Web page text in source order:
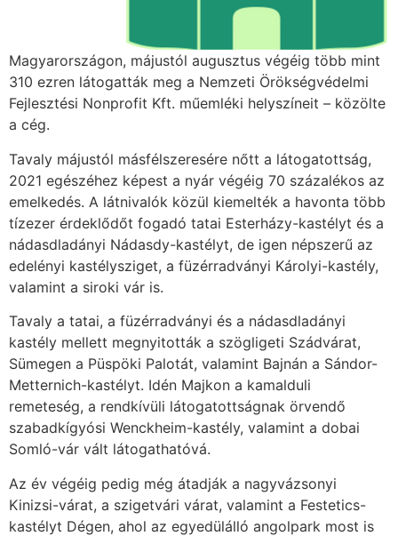
Magyarországon, májustól augusztus végéig több mint
310 ezren látogatták meg a Nemzeti Örökségvédelmi
Fejlesztési Nonprofit Kft. műemléki helyszíneit – közölte
a cég.
Tavaly májustól másfélszeresére nőtt a látogatottság,
2021 egészéhez képest a nyár végéig 70 százalékos az
emelkedés. A látnivalók közül kiemelték a havonta több
tízezer érdeklődőt fogadó tatai Esterházy-kastélyt és a
nádasdladányi Nádasdy-kastélyt, de igen népszerű az
edelényi kastélysziget, a füzérradványi Károlyi-kastély,
valamint a siroki vár is.
Tavaly a tatai, a füzérradványi és a nádasdladányi
kastély mellett megnyitották a szögligeti Szádvárat,
Sümegen a Püspöki Palotát, valamint Bajnán a Sándor-
Metternich-kastélyt. Idén Majkon a kamalduli
remeteség, a rendkívüli látogatottságnak örvendő
szabadkígyósi Wenckheim-kastély, valamint a dobai
Somló-vár vált látogathatóvá.
Az év végéig pedig még átadják a nagyvázsonyi
Kinizsi-várat, a szigetvári várat, valamint a Festetics-
kastélyt Dégen, ahol az egyedülálló angolpark most is